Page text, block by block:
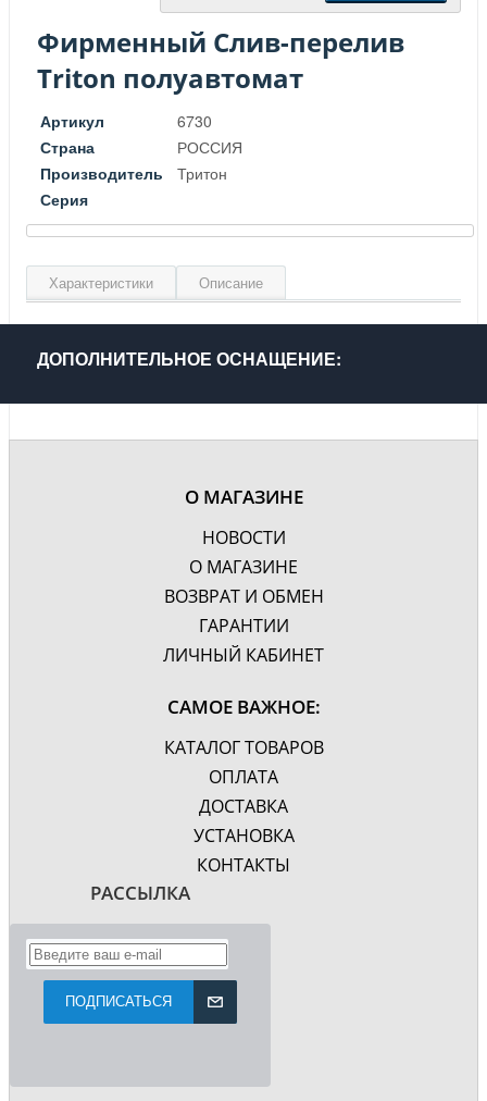
Фирменный Слив-перелив
Triton полуавтомат
Артикул
6730
Страна
РОССИЯ
Производитель
Тритон
Серия
Характеристики Описание
Гарантия, лет 2
ДОПОЛНИТЕЛЬНОЕ ОСНАЩЕНИЕ:
О МАГАЗИНЕ
НОВОСТИ
О МАГАЗИНЕ
ВОЗВРАТ И ОБМЕН
ГАРАНТИИ
ЛИЧНЫЙ КАБИНЕТ
САМОЕ ВАЖНОЕ:
КАТАЛОГ ТОВАРОВ
ОПЛАТА
ДОСТАВКА
УСТАНОВКА
КОНТАКТЫ
РАССЫЛКА
ПОДПИСАТЬСЯ